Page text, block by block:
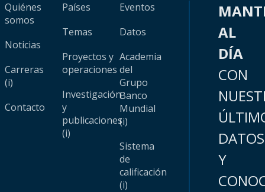
Quiénes
somos
Noticias
Carreras
(i)
Contacto
Países
Temas
Proyectos y
operaciones
Investigación
y
publicaciones
(i)
Eventos
Datos
Academia
del
Grupo
Banco
Mundial
(i)
Sistema
de
calificación
(i)
AL
DÍA
CON
DATOS
Y